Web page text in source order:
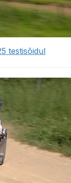
testisõidul